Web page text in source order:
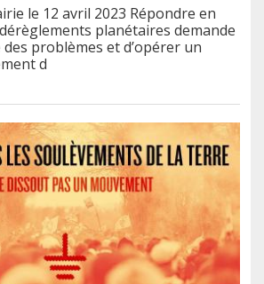
le 12 avril 2023 Répondre en
planétaires demande
des problèmes et d’opérer un
d